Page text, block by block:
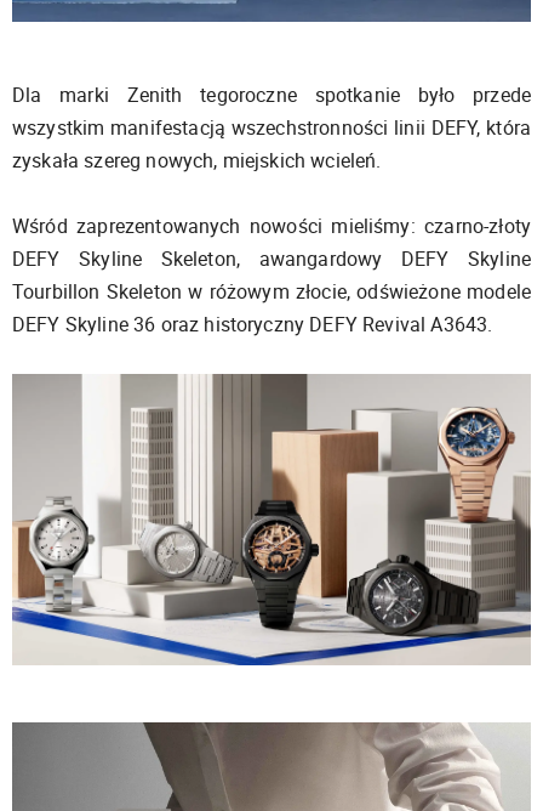
Dla marki Zenith tegoroczne spotkanie było przede
wszystkim manifestacją wszechstronności linii DEFY, która
zyskała szereg nowych, miejskich wcieleń.
Wśród zaprezentowanych nowości mieliśmy: czarno-złoty
DEFY Skyline Skeleton, awangardowy DEFY Skyline
Tourbillon Skeleton w różowym złocie, odświeżone modele
DEFY Skyline 36 oraz historyczny DEFY Revival A3643.